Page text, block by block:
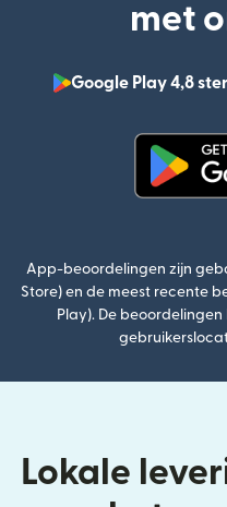
met
Google Play 4,8
App-beoordelingen zijn
Store) en de meest recente
Play). De
Lokale